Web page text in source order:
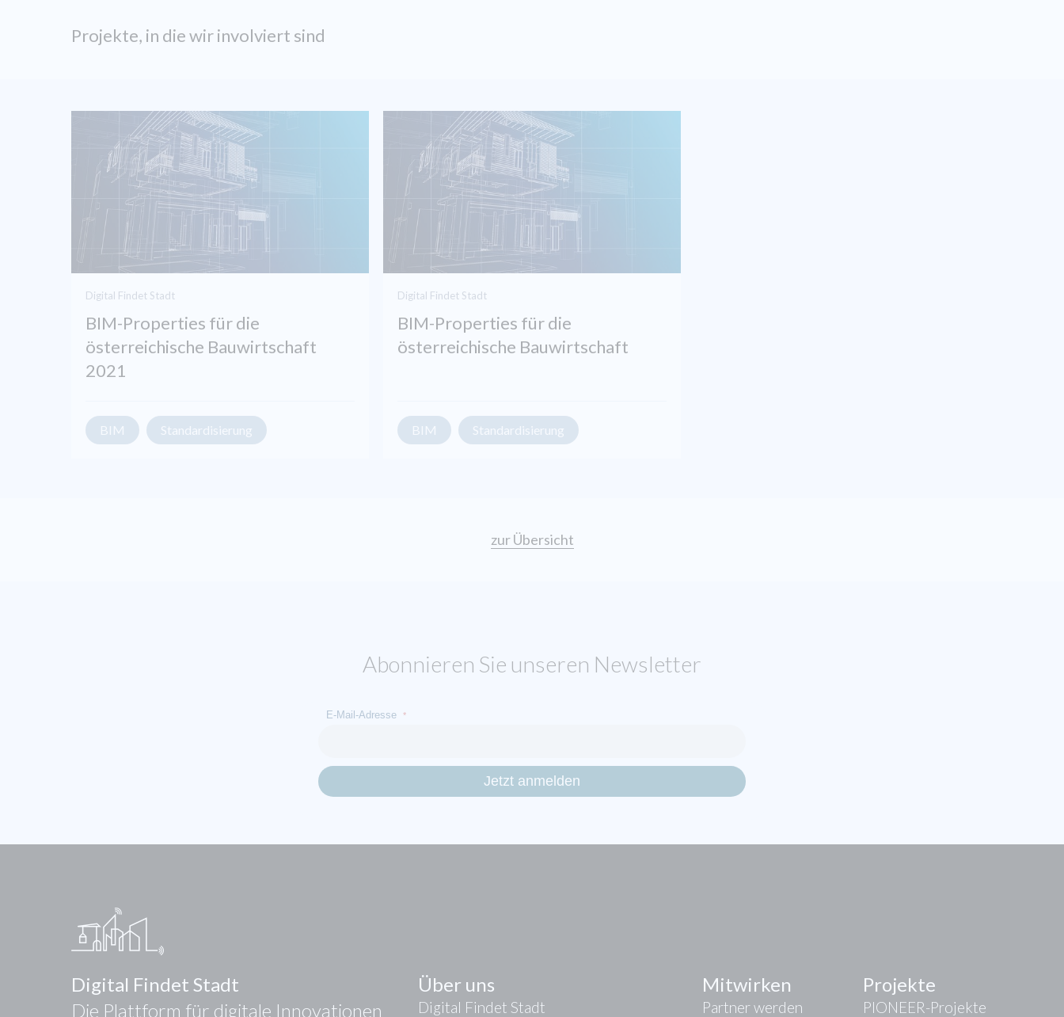
Projekte, in die wir involviert sind
Digital Findet Stadt
BIM-Properties für die
österreichische Bauwirtschaft
2021
BIM Standardisierung
Digital Findet Stadt
BIM-Properties für die
österreichische Bauwirtschaft
BIM Standardisierung
zur Übersicht
Abonnieren Sie unseren Newsletter
E-Mail-Adresse *
Digital Findet Stadt
Die Plattform für digitale Innovationen
Über uns
Digital Findet Stadt
Mitwirken
Partner werden
Projekte
PIONEER-Projekte